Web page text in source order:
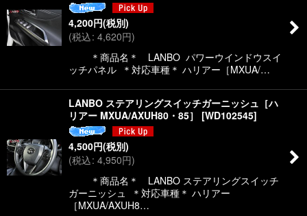
4,200円(税別)
(税込: 4,620円)
＊商品名＊ LANBO パワーウインドウスイ
ッチパネル ＊対応車種＊ ハリアー［MXUA/…
LANBO ステアリングスイッチガーニッシュ［ハ
リアー MXUA/AXUH80・85］
[WD102545]
4,500円(税別)
(税込: 4,950円)
＊商品名＊ LANBO ステアリングスイッチ
ガーニッシュ ＊対応車種＊ ハリアー
［MXUA/AXUH8…